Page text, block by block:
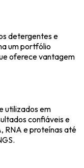
detergentes e
um portfólio
oferece vantagem
utilizados em
confiáveis e
RNA e proteínas até